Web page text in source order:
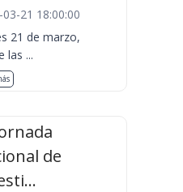
03-21 18:00:00
21 de marzo,
las ...
de